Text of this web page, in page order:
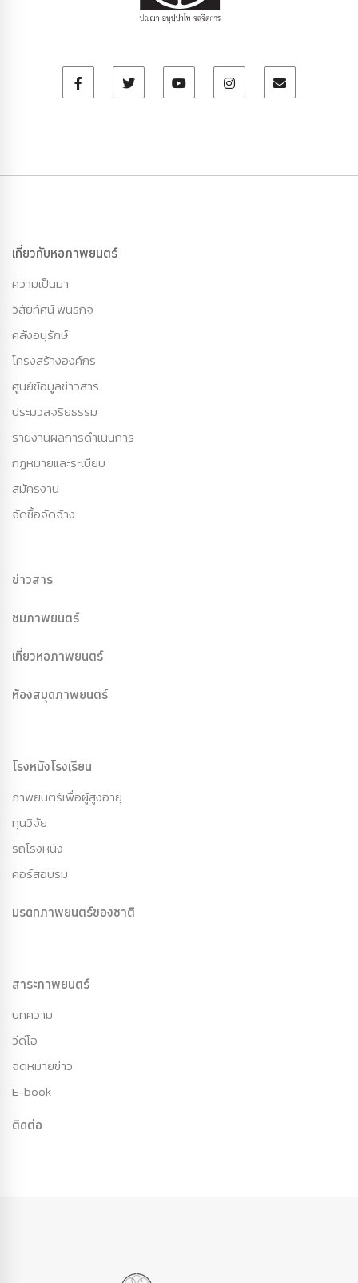
เกี่ยวกับหอภาพยนตร์
ความเป็นมา
วิสัยทัศน์ พันธกิจ
คลังอนุรักษ์
โครงสร้างองค์กร
ศูนย์ข้อมูลข่าวสาร
ประมวลจริยธรรม
รายงานผลการดำเนินการ
กฏหมายและระเบียบ
สมัครงาน
จัดซื้อจัดจ้าง
ข่าวสาร
ชมภาพยนตร์
เที่ยวหอภาพยนตร์
ห้องสมุดภาพยนตร์
โรงหนังโรงเรียน
ภาพยนตร์เพื่อผู้สูงอายุ
ทุนวิจัย
รถโรงหนัง
คอร์สอบรม
มรดกภาพยนตร์ของชาติ
สาระภาพยนตร์
บทความ
วีดีโอ
จดหมายข่าว
E-book
ติดต่อ